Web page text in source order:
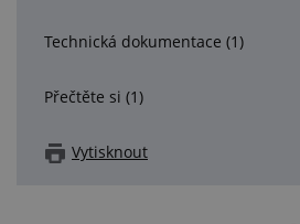
Technická dokumentace (1)
Přečtěte si (1)
Vytisknout